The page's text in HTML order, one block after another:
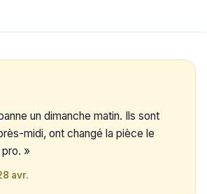
un dimanche matin. Ils sont
midi, ont changé la pièce le
»
avr.